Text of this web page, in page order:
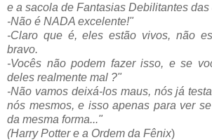
e a sacola de Fantasias Debilitantes das
-Não é NADA excelente!"
-Claro que é, eles estão vivos, não
bravo.
-Vocês não podem fazer isso, e se
deles realmente mal ?"
-Não vamos deixá-los maus, nós já
nós mesmos, e isso apenas para ver
da mesma forma..."
(Harry Potter e a Ordem da Fênix)